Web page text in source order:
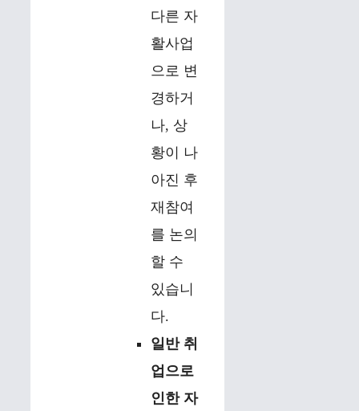
다른 자
활사업
으로 변
경하거
나, 상
황이 나
아진 후
재참여
를 논의
할 수
있습니
다.
일반 취
업으로
인한 자